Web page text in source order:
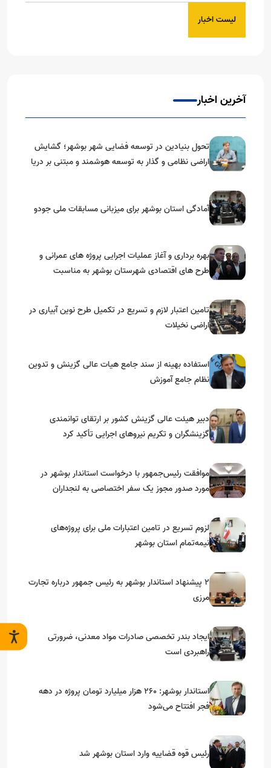
لیست اخبار
آخرین اخبار
تحول بنیادین در توسعه فضایی شهر بوشهر؛ گشایش
اراضی نظامی و گذار به توسعه هوشمند و مبتنی بر دریا
آمادگی استان بوشهر برای میزبانی مسابقات ملی جودو
بهره برداری و آغاز عملیات اجرایی پروژه های عمرانی و
طرح های اقتصادی شهرستان بوشهر به مناسبت
تامین اعتبار لازم و تسریع در تکمیل طرح نوین آبیاری در
اراضی نخیلات
استفاده بهینه از سند جامع هیات عالی گزینش و‌ تدوین
نظام جامع آموزش
دبیر هیئت عالی گزینش کشور بر ارتقای توانمندی
گزینشگران و تکریم نیروهای اجرایی تأکید کرد
موافقت رئیس‌جمهور با درخواست استاندار بوشهر در
مورد صدور مجوز یک سفر اختصاصی به لنجداران
لزوم تسریع در تامین اعتبارات ملی برای پروژه‌های
نیمه‌تمام استان بوشهر
۲ پیشنهاد استاندار بوشهر به رئیس جمهور درباره تجارت
مرزی
ایجاد بندر تخصصی صادرات مواد معدنی، ضرورتی
راهبردی است
استاندار بوشهر: ۲۶۰ هزار میلیارد تومان پروژه در دهه
فجر افتتاح می‌شود
رئیس قوه قضاییه وارد استان بوشهر شد